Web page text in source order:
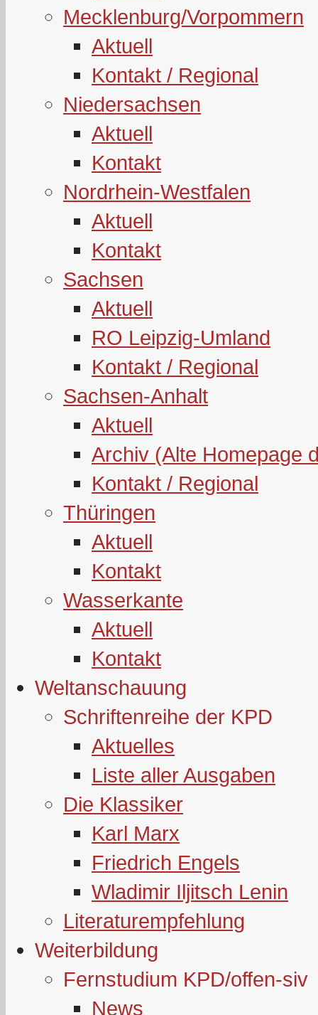
Mecklenburg/Vorpommern
Aktuell
Kontakt / Regional
Niedersachsen
Aktuell
Kontakt
Nordrhein-Westfalen
Aktuell
Kontakt
Sachsen
Aktuell
RO Leipzig-Umland
Kontakt / Regional
Sachsen-Anhalt
Aktuell
Archiv (Alte Homepage
Kontakt / Regional
Thüringen
Aktuell
Kontakt
Wasserkante
Aktuell
Kontakt
Weltanschauung
Schriftenreihe der KPD
Aktuelles
Liste aller Ausgaben
Die Klassiker
Karl Marx
Friedrich Engels
Wladimir Iljitsch Lenin
Literaturempfehlung
Weiterbildung
Fernstudium KPD/offen-siv
News